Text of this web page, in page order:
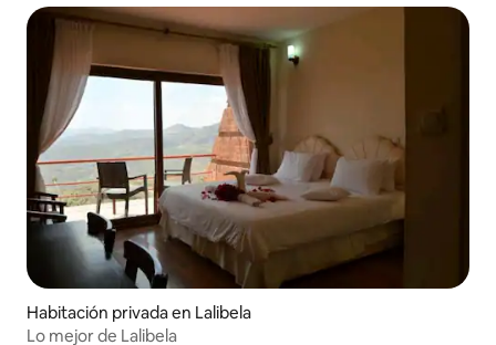
Habitación privada en Lalibela
Lo mejor de Lalibela